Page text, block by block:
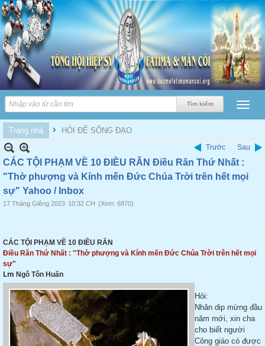
Trang nhà › HỎI ĐỂ SỐNG ĐẠO
Trước Sau
CÁC TỘI PHẠM VỀ 10 ĐIỀU RĂN Điều Răn Thứ Nhất :
"Thờ phượng và Kính mến Đức Chúa Trời trên hết mọi
sự" Yahoo / Inbox
17 Tháng Giêng 2023 10:32 CH (Xem: 6870)
CÁC TỘI PHẠM VỀ 10 ĐIỀU RĂN
Điều Răn Thứ Nhất : "Thờ phượng và Kính mến Đức Chúa Trời trên hết mọi
sự"
Lm Ngô Tôn Huấn
Hỏi:
Nhân dip mừng đầu
năm mới, xin cha
cho biết người
Công giáo có được